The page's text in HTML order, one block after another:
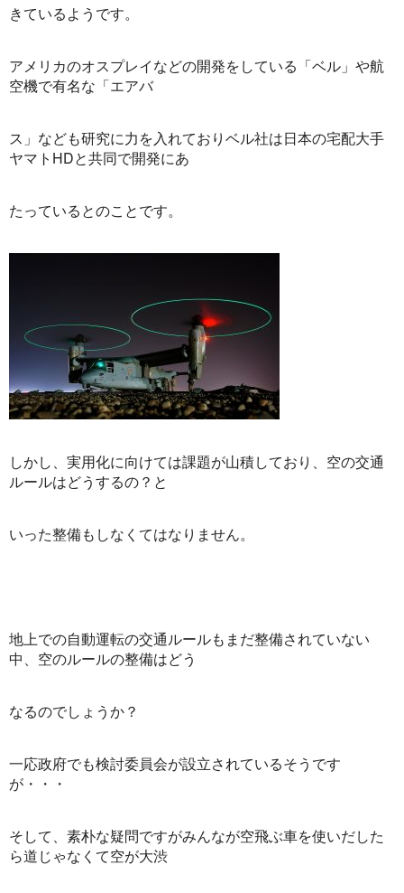
きているようです。
アメリカのオスプレイなどの開発をしている「ベル」や航
空機で有名な「エアバ
ス」なども研究に力を入れておりベル社は日本の宅配大手
ヤマトHDと共同で開発にあ
たっているとのことです。
しかし、実用化に向けては課題が山積しており、空の交通
ルールはどうするの？と
いった整備もしなくてはなりません。
地上での自動運転の交通ルールもまだ整備されていない
中、空のルールの整備はどう
なるのでしょうか？
一応政府でも検討委員会が設立されているそうです
が・・・
そして、素朴な疑問ですがみんなが空飛ぶ車を使いだした
ら道じゃなくて空が大渋